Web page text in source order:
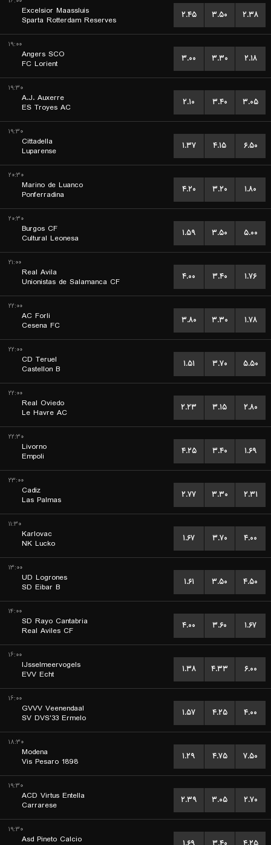
Excelsior Maassluis
Sparta Rotterdam Reserves
۲.۴۵ ۳.۵۰ ۲.۳۸
۱۹:۰۰
Angers SCO
FC Lorient
۳.۰۰ ۳.۳۰ ۲.۱۸
۱۹:۳۰
A.J. Auxerre
ES Troyes AC
۲.۱۰ ۳.۴۰ ۳.۰۵
۱۹:۳۰
Cittadella
Luparense
۱.۳۷ ۴.۱۵ ۶.۵۰
۲۰:۳۰
Marino de Luanco
Ponferradina
۴.۲۰ ۳.۲۰ ۱.۸۰
۲۰:۳۰
Burgos CF
Cultural Leonesa
۱.۵۹ ۳.۵۰ ۵.۰۰
۲۱:۰۰
Real Avila
Unionistas de Salamanca CF
۴.۰۰ ۳.۴۰ ۱.۷۶
۲۲:۰۰
AC Forli
Cesena FC
۳.۸۰ ۳.۳۰ ۱.۷۸
۲۲:۰۰
CD Teruel
Castellon B
۱.۵۱ ۳.۷۰ ۵.۵۰
۲۲:۰۰
Real Oviedo
Le Havre AC
۲.۲۳ ۳.۱۵ ۲.۸۰
۲۲:۳۰
Livorno
Empoli
۴.۲۵ ۳.۴۰ ۱.۶۹
۲۳:۰۰
Cadiz
Las Palmas
۲.۷۷ ۳.۳۰ ۲.۳۱
۱۱:۳۰
Karlovac
NK Lucko
۱.۶۷ ۳.۷۰ ۴.۰۰
۱۳:۰۰
UD Logrones
SD Eibar B
۱.۶۱ ۳.۵۰ ۴.۵۰
۱۴:۰۰
SD Rayo Cantabria
Real Aviles CF
۴.۰۰ ۳.۶۰ ۱.۶۷
۱۶:۰۰
IJsselmeervogels
EVV Echt
۱.۳۸ ۴.۳۳ ۶.۰۰
۱۶:۰۰
GVVV Veenendaal
SV DVS'33 Ermelo
۱.۵۷ ۴.۲۵ ۴.۰۰
۱۸:۳۰
Modena
Vis Pesaro 1898
۱.۲۹ ۴.۷۵ ۷.۵۰
۱۹:۳۰
ACD Virtus Entella
Carrarese
۲.۳۹ ۳.۰۵ ۲.۷۰
۱۹:۳۰
Asd Pineto Calcio